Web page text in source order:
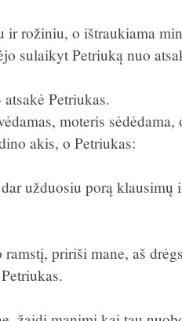
ir rožiniu, o ištraukiama
sulaikyt Petriuką nuo
Petriukas.
moteris
akis, o Petriukas:
užduosiu porą klausimų
ramstį, pririši mane, aš